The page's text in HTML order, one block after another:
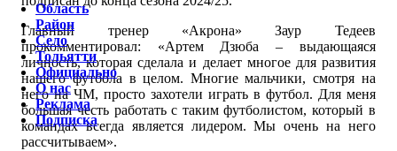
Главный тренер «Акрона» Заур Тедеев
прокомментировал: «Артем Дзюба – выдающаяся
личность, которая сделала и делает многое для развития
нашего футбола в целом. Многие мальчики, смотря на
него на ЧМ, просто захотели играть в футбол. Для меня
большая честь работать с таким футболистом, который в
командах всегда является лидером. Мы очень на него
рассчитываем».
Область
Район
Село
Тольятти
Официально
О нас
Реклама
Подписка